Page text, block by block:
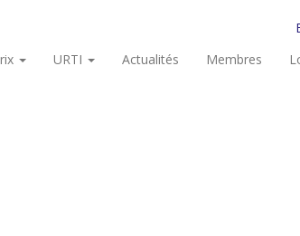
URTI Actualités Membres